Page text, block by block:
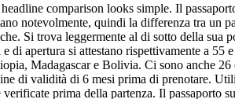
comparison looks simple. Il
notevolmente, quindi la differenza tra
Si trova leggermente al di sotto della sua
apertura si attestano rispettivamente a
Madagascar e Bolivia. Ci sono anche
di validità di 6 mesi prima di prenotare.
prima della partenza. Il passaporto